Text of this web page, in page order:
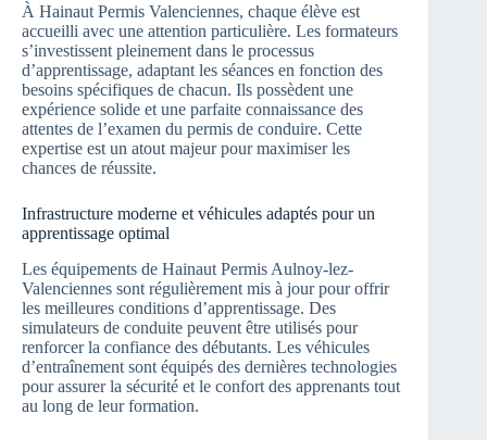
À Hainaut Permis Valenciennes, chaque élève est
accueilli avec une attention particulière. Les formateurs
s’investissent pleinement dans le processus
d’apprentissage, adaptant les séances en fonction des
besoins spécifiques de chacun. Ils possèdent une
expérience solide et une parfaite connaissance des
attentes de l’examen du permis de conduire. Cette
expertise est un atout majeur pour maximiser les
chances de réussite.
Infrastructure moderne et véhicules adaptés pour un
apprentissage optimal
Les équipements de Hainaut Permis Aulnoy-lez-
Valenciennes sont régulièrement mis à jour pour offrir
les meilleures conditions d’apprentissage. Des
simulateurs de conduite peuvent être utilisés pour
renforcer la confiance des débutants. Les véhicules
d’entraînement sont équipés des dernières technologies
pour assurer la sécurité et le confort des apprenants tout
au long de leur formation.